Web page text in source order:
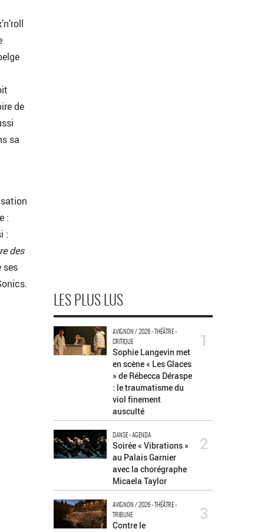
de
sa
:
:
des
ses
LES PLUS LUS
AVIGNON / 2026 - THÉÂTRE -
CRITIQUE
Sophie Langevin met
en scène « Les Glaces
» de Rébecca Déraspe
: le traumatisme du
viol finement
ausculté
1
DANSE - AGENDA
Soirée « Vibrations »
au Palais Garnier
avec la chorégraphe
Micaela Taylor
2
AVIGNON / 2026 - THÉÂTRE -
TRIBUNE
Contre le
3